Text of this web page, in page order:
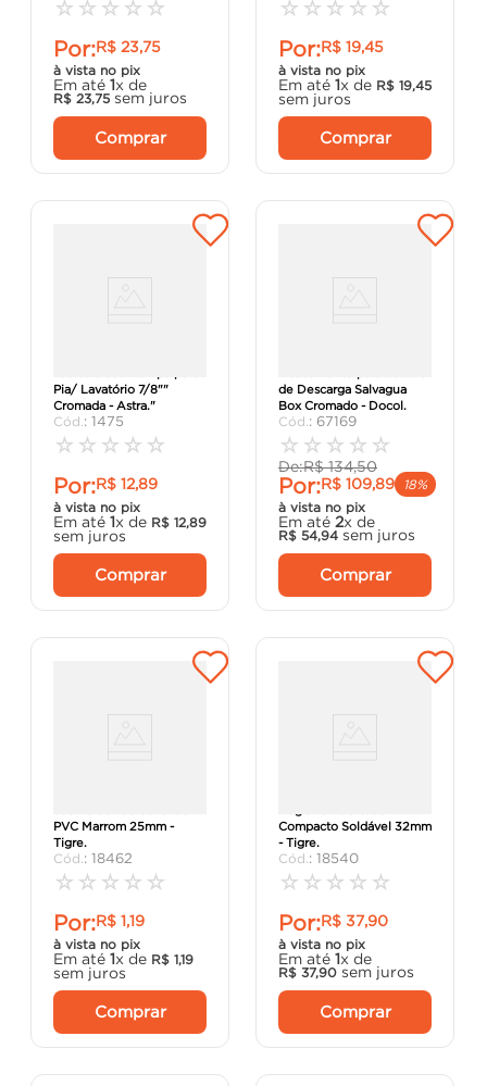
☆ ☆ ☆ ☆ ☆
Por:R$ 23,75
à vista no pix
Em até 1x de
R$ 23,75 sem juros
Comprar
☆ ☆ ☆ ☆ ☆
Por:R$ 19,45
à vista no pix
Em até 1x de R$ 19,45
sem juros
Comprar
Pia/ Lavatório 7/8""
Cromada - Astra."
: 1475
☆ ☆ ☆ ☆ ☆
Por:R$ 12,89
à vista no pix
Em até 1x de R$ 12,89
sem juros
Comprar
de Descarga Salvagua
Box Cromado - Docol.
: 67169
☆ ☆ ☆ ☆ ☆
De:R$ 134,50
Por:R$ 109,89
18%
à vista no pix
Em até 2x de
R$ 54,94 sem juros
Comprar
PVC Marrom 25mm -
Tigre.
: 18462
☆ ☆ ☆ ☆ ☆
Por:R$ 1,19
à vista no pix
Em até 1x de R$ 1,19
sem juros
Comprar
Compacto Soldável 32mm
- Tigre.
: 18540
☆ ☆ ☆ ☆ ☆
Por:R$ 37,90
à vista no pix
Em até 1x de
R$ 37,90 sem juros
Comprar